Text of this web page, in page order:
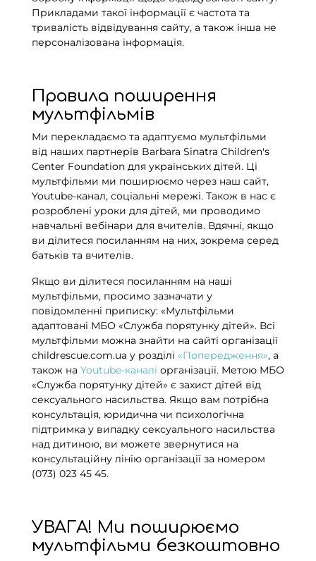
Прикладами такої інформації є частота та
тривалість відвідування сайту, а також інша не
персоналізована інформація.
Правила поширення
мультфільмів
Ми перекладаємо та адаптуємо мультфільми
від наших партнерів Barbara Sinatra Children's
Center Foundation для українських дітей. Ці
мультфільми ми поширюємо через наш сайт,
Youtube-канал, соціальні мережі. Також в нас є
розроблені уроки для дітей, ми проводимо
навчальні вебінари для вчителів. Вдячні, якщо
ви ділитеся посиланням на них, зокрема серед
батьків та вчителів.
Якщо ви ділитеся посиланням на наші
мультфільми, просимо зазначати у
повідомленні приписку: «Мультфільми
адаптовані МБО «Служба порятунку дітей». Всі
мультфільми можна знайти на сайті організації
childrescue.com.ua у розділі «Попередження», а
також на Youtube-каналі організації. Метою МБО
«Служба порятунку дітей» є захист дітей від
сексуального насильства. Якщо вам потрібна
консультація, юридична чи психологічна
підтримка у випадку сексуального насильства
над дитиною, ви можете звернутися на
консультаційну лінію організації за номером
(073) 023 45 45.
УВАГА! Ми поширюємо
мультфільми безкоштовно